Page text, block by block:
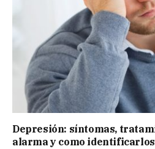
Depresión: síntomas,
alarma y como identificarlos